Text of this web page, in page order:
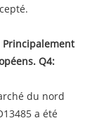
Principalement
Q4:
du nord
a été